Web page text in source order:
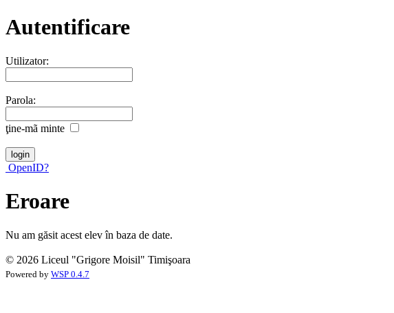
Autentificare
Utilizator:
Parola:
ţine-mã minte
OpenID?
Eroare
Nu am găsit acest elev în baza de date.
© 2026 Liceul "Grigore Moisil" Timişoara
Powered by WSP 0.4.7